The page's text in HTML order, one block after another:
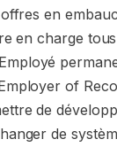
en
en charge
of
de
de